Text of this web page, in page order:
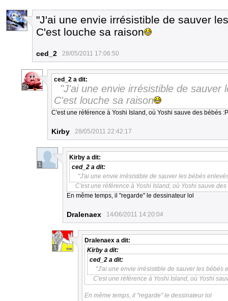
1
"J'ai une envie irrésistible de sauver
C'est louche sa raison
ced_2 28/05/2011 17:06:50
2
ced_2 a dit:
"J'ai une envie irrésistible de sauver
C'est louche sa raison
C'est une référence à Yoshi Island, où Yoshi sauve des bébés :P
Kirby 28/05/2011 22:42:17
1
Kirby a dit:
ced_2 a dit:
"J'ai une envie irrésistible de sauver les bébés
C'est une référence à Yoshi Island, où Yoshi sauve des
En même temps, il "regarde" le dessinateur lol
Dralenaex 14/06/2011 14:20:04
1
Dralenaex a dit:
Kirby a dit:
ced_2 a dit:
"J'ai une envie irrésistible de sauver les bébés
C'est une référence à Yoshi Island, où Yoshi
En même temps, il "regarde" le dessinateur lol